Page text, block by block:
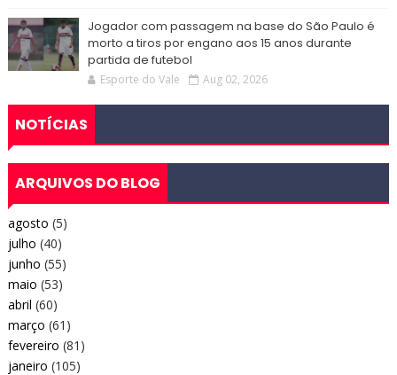
Jogador com passagem na base do São Paulo é
morto a tiros por engano aos 15 anos durante
partida de futebol
Esporte do Vale Aug 02, 2026
NOTÍCIAS
ARQUIVOS DO BLOG
agosto (5)
julho (40)
junho (55)
maio (53)
abril (60)
março (61)
fevereiro (81)
janeiro (105)